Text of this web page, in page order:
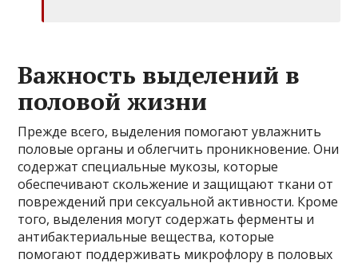
Важность выделений в
половой жизни
Прежде всего, выделения помогают увлажнить
половые органы и облегчить проникновение. Они
содержат специальные мукозы, которые
обеспечивают скольжение и защищают ткани от
повреждений при сексуальной активности. Кроме
того, выделения могут содержать ферменты и
антибактериальные вещества, которые
помогают поддерживать микрофлору в половых